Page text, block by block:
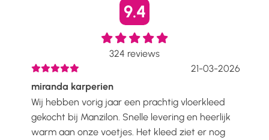
9.4
324 reviews
21-03-2026
miranda karperien
Wij hebben vorig jaar een prachtig vloerkleed
gekocht bij Manzilon. Snelle levering en heerlijk
warm aan onze voetjes. Het kleed ziet er nog